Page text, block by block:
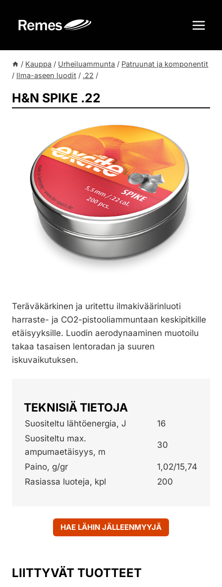
sisältöön
/ Kauppa / Urheiluammunta / Patruunat ja komponentit
/ Ilma-aseen luodit / .22 /
H&N SPIKE .22
Teräväkärkinen ja uritettu ilmakiväärinluoti
harraste- ja CO2-pistooliammuntaan keskipitkille
etäisyyksille. Luodin aerodynaaminen muotoilu
takaa tasaisen lentoradan ja suuren
iskuvaikutuksen.
TEKNISIÄ TIETOJA
Suositeltu lähtöenergia, J
16
Suositeltu max.
ampumaetäisyys, m
30
Paino, g/gr
1,02/15,74
Rasiassa luoteja, kpl
200
HAE LÄHIN JÄLLEENMYYJÄ
LIITTYVÄT TUOTTEET